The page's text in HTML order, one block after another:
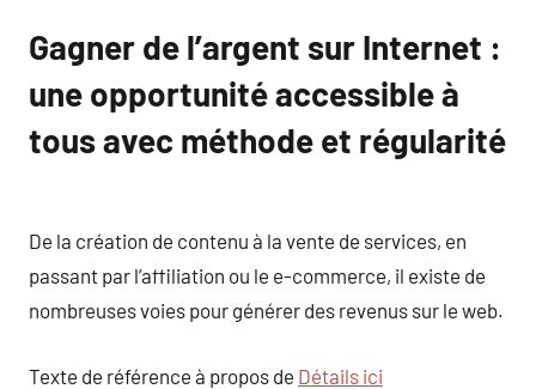
Gagner de l’argent sur Internet :
une opportunité accessible à
tous avec méthode et régularité
De la création de contenu à la vente de services, en
passant par l’affiliation ou le e-commerce, il existe de
nombreuses voies pour générer des revenus sur le web.
Texte de référence à propos de Détails ici